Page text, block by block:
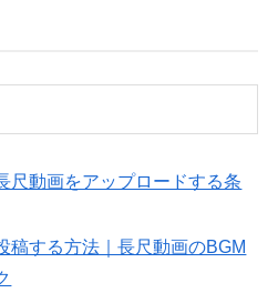
尺動画をアップロードする条
稿する方法｜長尺動画のBGM